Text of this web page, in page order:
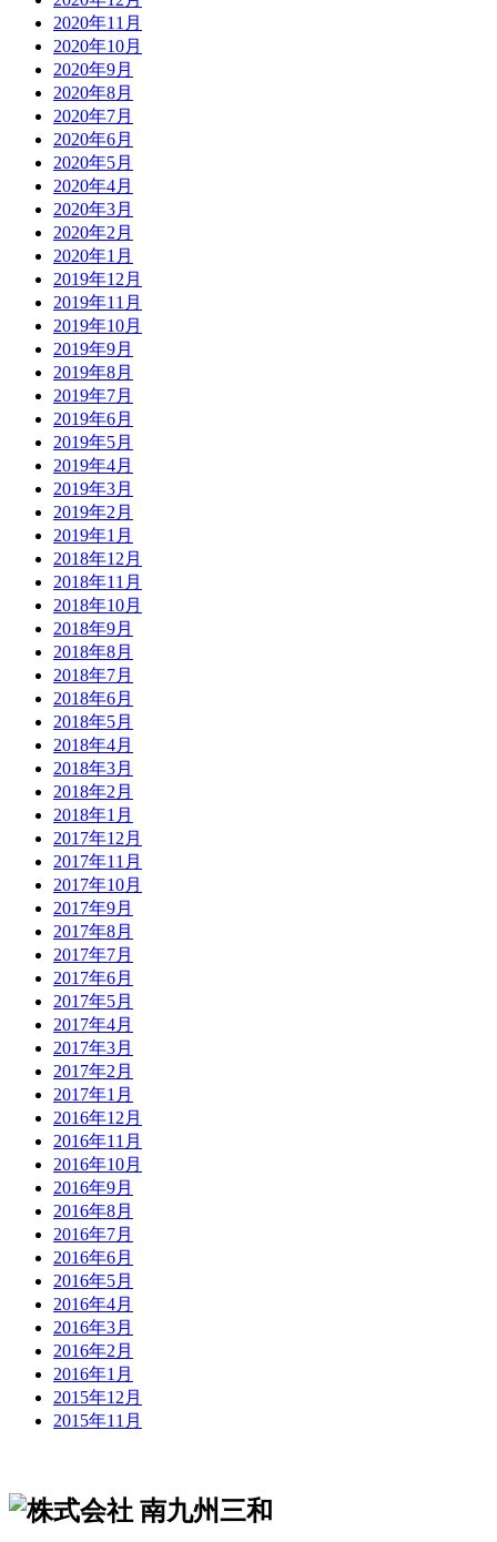
2020年11月
2020年10月
2020年9月
2020年8月
2020年7月
2020年6月
2020年5月
2020年4月
2020年3月
2020年2月
2020年1月
2019年12月
2019年11月
2019年10月
2019年9月
2019年8月
2019年7月
2019年6月
2019年5月
2019年4月
2019年3月
2019年2月
2019年1月
2018年12月
2018年11月
2018年10月
2018年9月
2018年8月
2018年7月
2018年6月
2018年5月
2018年4月
2018年3月
2018年2月
2018年1月
2017年12月
2017年11月
2017年10月
2017年9月
2017年8月
2017年7月
2017年6月
2017年5月
2017年4月
2017年3月
2017年2月
2017年1月
2016年12月
2016年11月
2016年10月
2016年9月
2016年8月
2016年7月
2016年6月
2016年5月
2016年4月
2016年3月
2016年2月
2016年1月
2015年12月
2015年11月